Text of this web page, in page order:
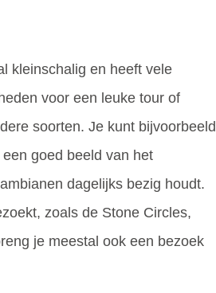
kleinschalig en heeft vele
voor een leuke tour of
soorten. Je kunt bijvoorbeeld
goed beeld van het
dagelijks bezig houdt.
zoals de Stone Circles,
je meestal ook een bezoek